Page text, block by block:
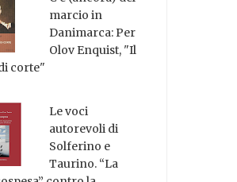
marcio in
Danimarca: Per
Olov Enquist, "Il
corte"
Le voci
autorevoli di
Solferino e
Taurino. “La